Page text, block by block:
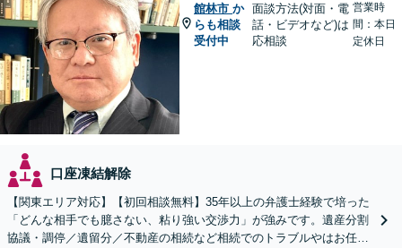
館林市 か
らも相談
受付中
面談方法(対面・電
話・ビデオなど)は
応相談
営業時
間：本日
定休日
口座凍結解除
【関東エリア対応】【初回相談無料】35年以上の弁護士経験で培った
「どんな相手でも臆さない、粘り強い交渉力」が強みです。遺産分割
協議・調停／遺留分／不動産の相続など相続でのトラブルやはお任せ